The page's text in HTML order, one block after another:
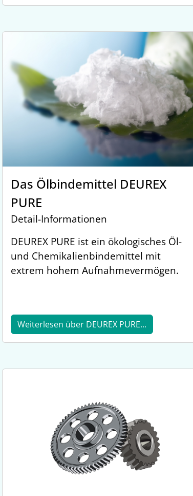
Das Ölbindemittel DEUREX
PURE
Detail-Informationen
DEUREX PURE ist ein ökologisches Öl-
und Chemikalienbindemittel mit
extrem hohem Aufnahmevermögen.
Weiterlesen über DEUREX PURE...